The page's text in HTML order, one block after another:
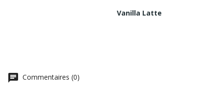
Vanilla Latte
Commentaires (0)